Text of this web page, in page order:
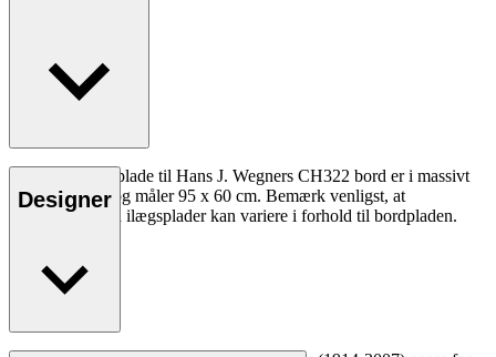
CH322I tillægsplade til Hans J. Wegners CH322 bord er i massivt
træ eller MDF og måler 95 x 60 cm. Bemærk venligst, at
træstrukturen på ilægsplader kan variere i forhold til bordpladen.
Designer